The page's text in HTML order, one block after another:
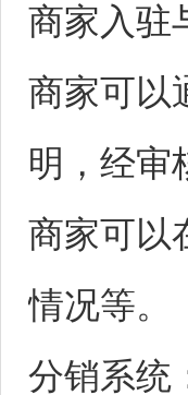
商家入驻
商家可以
明，经审
商家可以
情况等。
分销系统